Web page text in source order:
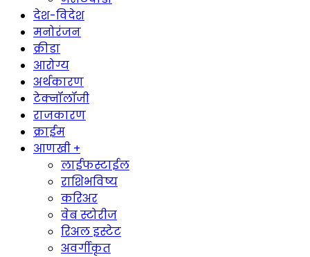
देश-विदेश
मनोरंजन
क्रीडा
आरोग्य
अर्थकारण
टेक्नॉलॉजी
राजकारण
क्राईम
आणखी +
लाईफस्टाईल
राशिभविष्य
करिअर
वेब स्टोरीज
रिअल इस्टेट
अवर्गीकृत